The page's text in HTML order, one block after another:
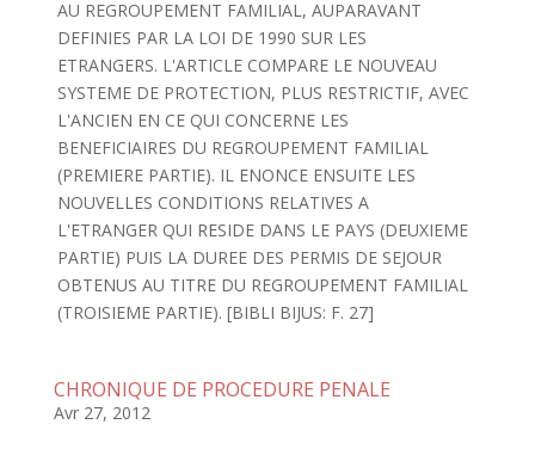
AU REGROUPEMENT FAMILIAL, AUPARAVANT
DEFINIES PAR LA LOI DE 1990 SUR LES
ETRANGERS. L'ARTICLE COMPARE LE NOUVEAU
SYSTEME DE PROTECTION, PLUS RESTRICTIF, AVEC
L'ANCIEN EN CE QUI CONCERNE LES
BENEFICIAIRES DU REGROUPEMENT FAMILIAL
(PREMIERE PARTIE). IL ENONCE ENSUITE LES
NOUVELLES CONDITIONS RELATIVES A
L'ETRANGER QUI RESIDE DANS LE PAYS (DEUXIEME
PARTIE) PUIS LA DUREE DES PERMIS DE SEJOUR
OBTENUS AU TITRE DU REGROUPEMENT FAMILIAL
(TROISIEME PARTIE). [BIBLI BIJUS: F. 27]
CHRONIQUE DE PROCEDURE PENALE
Avr 27, 2012